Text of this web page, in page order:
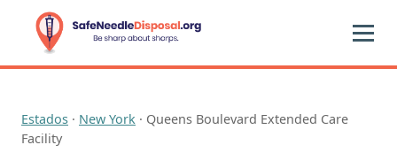
Estados · New York · Queens Boulevard Extended Care
Facility